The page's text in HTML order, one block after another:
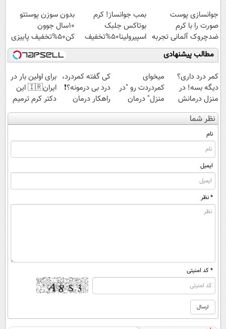
جوانسازی پوست
صورت را با کرم
ضدچروک آلمانی تجربه
کنید!
بمب جوانساز! کرم
بوتاکس جلبک
اسپیرولینا50%تخفیف
بدون سوزن پوستتو
10سال جوون
کن50%تخفیف پاییزی
مطالب پیشنهادی
کمر درد داری؟
دیگه بسه! در
منزل درمانش
کن
(◀پرسش‌نامه)
میخوای
کمردردت رو "در
منزل" درمان
کنی؟ (◂فیلم +
کی گفته کمردرد،
درد بی درمونه؟❗
راهکار درمان
+پرسشنامه
برای اولین بار در
ایران🇮🇷 این
دکتر کرم ترمیم
کننده 23 روزه
نظر شما
نام
ایمیل
* نظر
* کد امنیتی